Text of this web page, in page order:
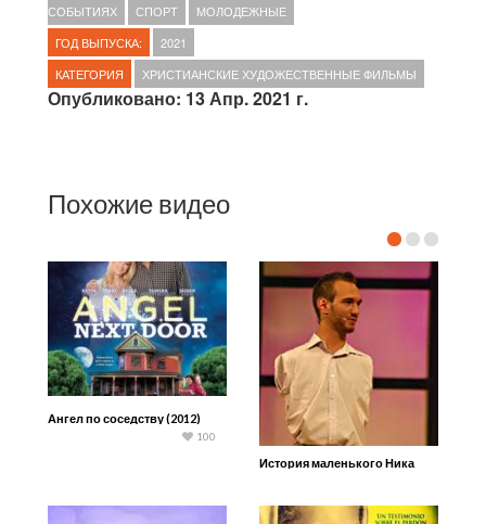
СОБЫТИЯХ
СПОРТ
МОЛОДЕЖНЫЕ
ГОД ВЫПУСКА:
2021
КАТЕГОРИЯ
ХРИСТИАНСКИЕ ХУДОЖЕСТВЕННЫЕ ФИЛЬМЫ
Опубликовано: 13 Апр. 2021 г.
Похожие видео
Ангел по соседству (2012)
100
История маленького Ника